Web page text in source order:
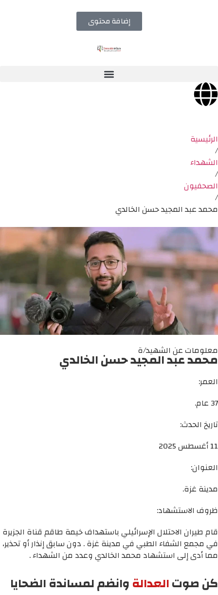
إضافة محتوى
الرئيسية
/
الشهداء
/
الصحفيون
/
محمد عبد المجيد حسن الخالدي
معلومات عن الشهيد/ة
محمد عبد المجيد حسن الخالدي
العمر:
37 عام.
تاريخ الحدث:
11 أغسطس 2025
العنوان:
مدينة غزة.
ظروف الاستشهاد:
قام طيران الاحتلال الإسرائيلي باستهداف خيمة طاقم قناة الجزيرة
في مجمع الشفاء الطبي في مدينة غزة . دون سابق إنذار أو تحذير،
مما أدى إلى استشهاد محمد الخالدي وعدد من الشهداء .
كن صوتالعدالةوانضم لمساندة الضحايا